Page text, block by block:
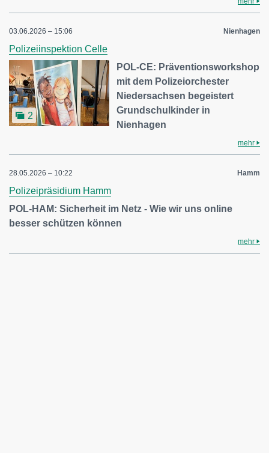
03.06.2026 – 15:06 Nienhagen
Polizeiinspektion Celle
2
POL-CE: Präventionsworkshop
mit dem Polizeiorchester
Niedersachsen begeistert
Grundschulkinder in
Nienhagen
mehr
28.05.2026 – 10:22 Hamm
Polizeipräsidium Hamm
POL-HAM: Sicherheit im Netz - Wie wir uns online
besser schützen können
mehr